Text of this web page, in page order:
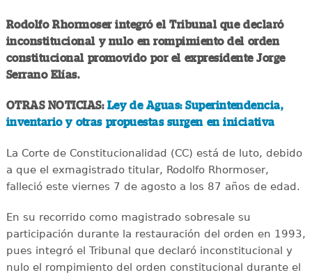
Rodolfo Rhormoser integró el Tribunal que declaró
inconstitucional y nulo en rompimiento del orden
constitucional promovido por el expresidente Jorge
Serrano Elías.
OTRAS NOTICIAS: Ley de Aguas: Superintendencia,
inventario y otras propuestas surgen en iniciativa
La Corte de Constitucionalidad (CC) está de luto, debido
a que el exmagistrado titular, Rodolfo Rhormoser,
falleció este viernes 7 de agosto a los 87 años de edad.
En su recorrido como magistrado sobresale su
participación durante la restauración del orden en 1993,
pues integró el Tribunal que declaró inconstitucional y
nulo el rompimiento del orden constitucional durante el